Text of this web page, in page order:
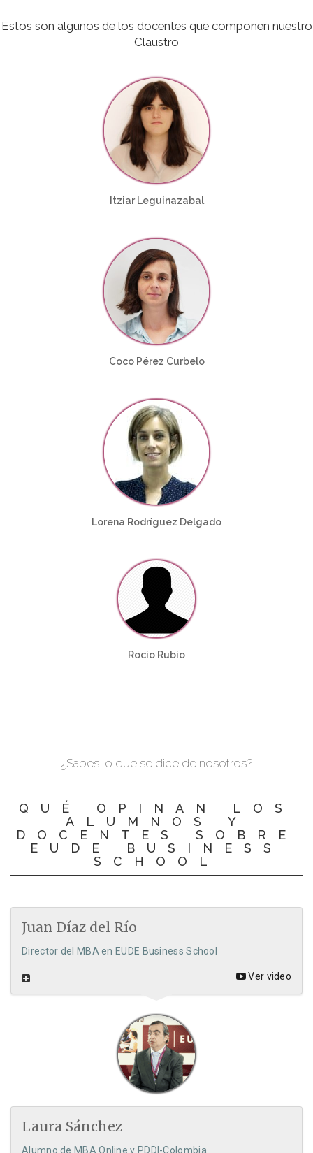
Estos son algunos de los docentes que componen nuestro
Claustro
Itziar Leguinazabal
Coco Pérez Curbelo
Lorena Rodríguez Delgado
Rocio Rubio
¿Sabes lo que se dice de nosotros?
QUÉ OPINAN LOS
ALUMNOS Y
DOCENTES SOBRE
EUDE BUSINESS
SCHOOL
Juan Díaz del Río
Director del MBA en EUDE Business School
Ver video
Laura Sánchez
Alumno de MBA Online y PDDI-Colombia